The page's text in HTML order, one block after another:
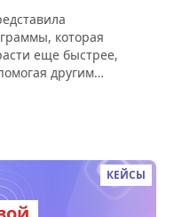
которая
еще быстрее,
другим
КЕЙСЫ